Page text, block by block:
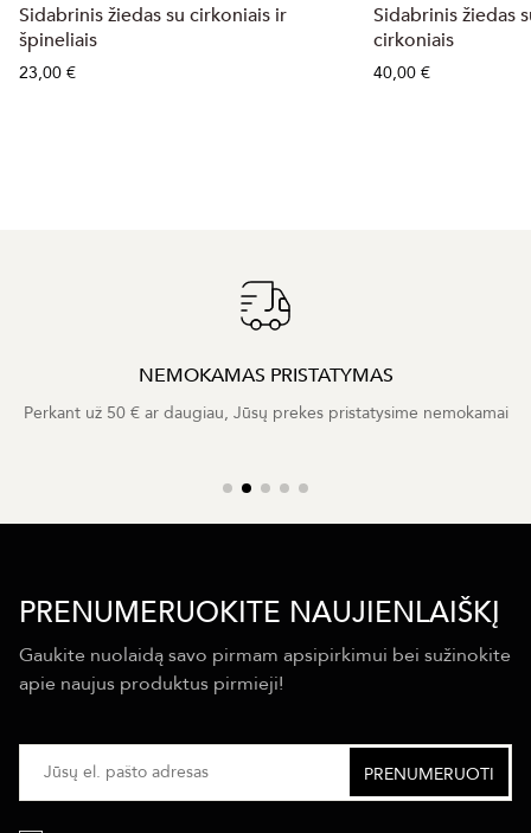
Sidabrinis žiedas su cirkoniais ir
špineliais
23,00 €
Sidabrinis žiedas
cirkoniais
40,00 €
NEMOKAMAS PRISTATYMAS
Perkant už 50 € ar daugiau, Jūsų prekes pristatysime nemokamai
PRENUMERUOKITE NAUJIENLAIŠKĮ
Gaukite nuolaidą savo pirmam apsipirkimui bei sužinokite
apie naujus produktus pirmieji!